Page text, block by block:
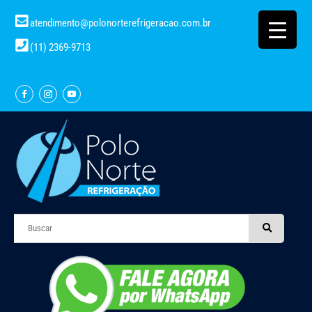
atendimento@polonorterefrigeracao.com.br
(11) 2369-9713